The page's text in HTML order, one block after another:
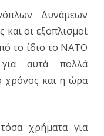
Δυνάμεων
οι εξοπλισμοί
το ίδιο το ΝΑΤΟ
αυτά πολλά
χρόνος και η ώρα
χρήματα για